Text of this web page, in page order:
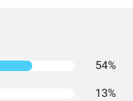
54%
13%